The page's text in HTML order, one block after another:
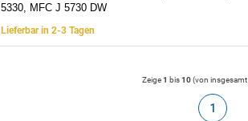
5330, MFC J 5730 DW
Lieferbar in 2-3 Tagen
Zeige1 bis10(von insgesamt
1